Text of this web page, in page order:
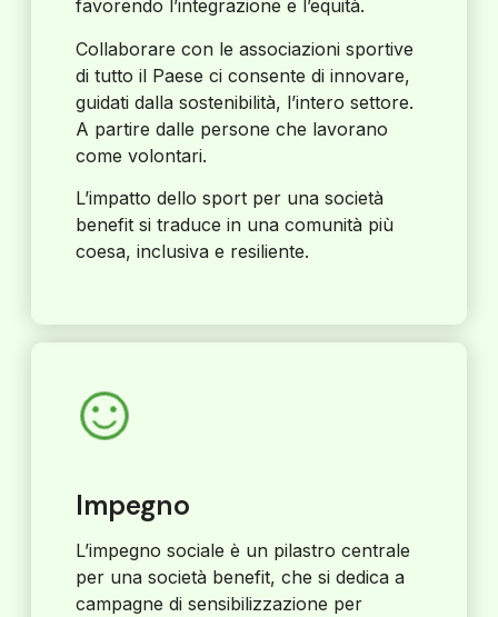
favorendo l’integrazione e l’equità.
Collaborare con le associazioni sportive
di tutto il Paese ci consente di innovare,
guidati dalla sostenibilità, l’intero settore.
A partire dalle persone che lavorano
come volontari.
L’impatto dello sport per una società
benefit si traduce in una comunità più
coesa, inclusiva e resiliente.
Impegno
L’impegno sociale è un pilastro centrale
per una società benefit, che si dedica a
campagne di sensibilizzazione per